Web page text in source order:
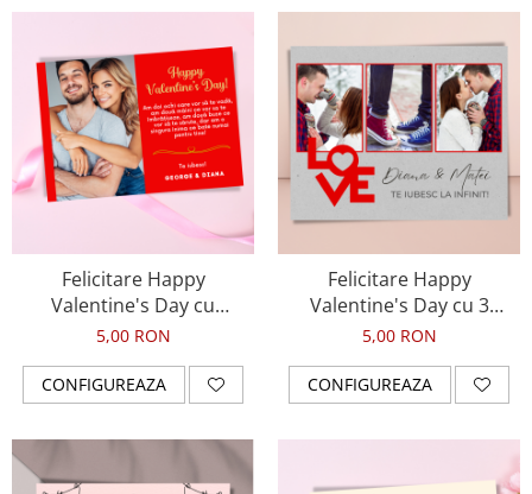
Felicitare Happy
Valentine's Day cu
fotografie si mesaj de
indragostitilor
5,00 RON
CONFIGUREAZA
Felicitare Happy
Valentine's Day cu 3
fotografii si mesaj de
indragostitilor
5,00 RON
CONFIGUREAZA